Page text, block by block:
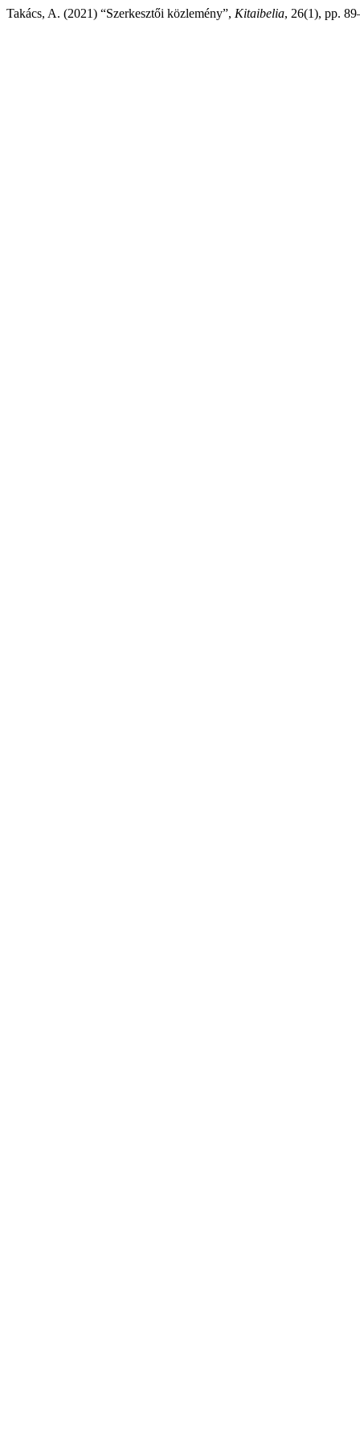
Takács, A. (2021) “Szerkesztői közlemény”, Kitaibelia, 26(1), pp.